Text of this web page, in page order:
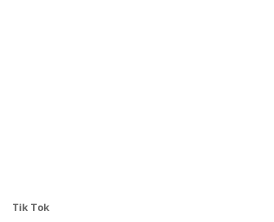
Tik Tok